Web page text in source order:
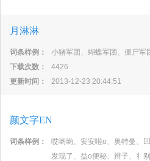
月淋淋
词条样例：
小猪军团、蝴蝶军团、僵尸军
下载次数：
4426
更新时间：
2013-12-23 20:44:51
颜文字EN
词条样例：
哎哟哟、安安啦o、奥特曼、
发现了、益o便秘、辫子、丬